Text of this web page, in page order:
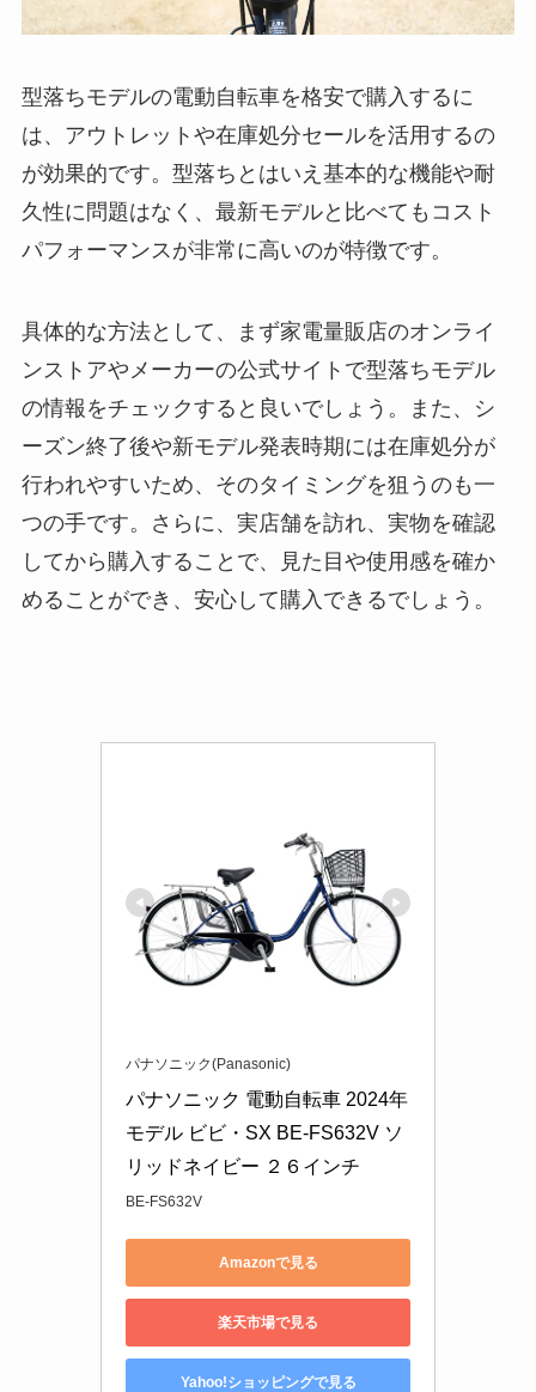
型落ちモデルの電動自転車を格安で購入するに
は、アウトレットや在庫処分セールを活用するの
が効果的です。型落ちとはいえ基本的な機能や耐
久性に問題はなく、最新モデルと比べてもコスト
パフォーマンスが非常に高いのが特徴です。
具体的な方法として、まず家電量販店のオンライ
ンストアやメーカーの公式サイトで型落ちモデル
の情報をチェックすると良いでしょう。また、シ
ーズン終了後や新モデル発表時期には在庫処分が
行われやすいため、そのタイミングを狙うのも一
つの手です。さらに、実店舗を訪れ、実物を確認
してから購入することで、見た目や使用感を確か
めることができ、安心して購入できるでしょう。
パナソニック(Panasonic)
パナソニック 電動自転車 2024年
モデル ビビ・SX BE-FS632V ソ
リッドネイビー ２６インチ
BE-FS632V
Amazonで見る
楽天市場で見る
Yahoo!ショッピングで見る